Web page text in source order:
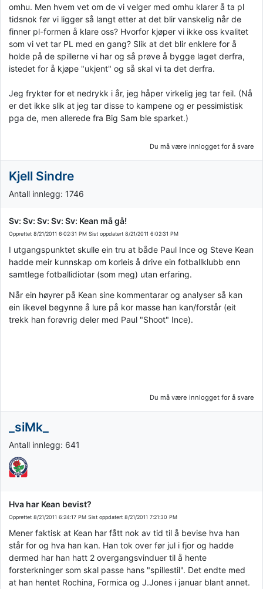
omhu. Men hvem vet om de vi velger med omhu klarer å ta pl
tidsnok før vi ligger så langt etter at det blir vanskelig når de
finner pl-formen å klare oss? Hvorfor kjøper vi ikke oss kvalitet
som vi vet tar PL med en gang? Slik at det blir enklere for å
holde på de spillerne vi har og så prøve å bygge laget derfra,
istedet for å kjøpe "ukjent" og så skal vi ta det derfra.
Jeg frykter for et nedrykk i år, jeg håper virkelig jeg tar feil. (Nå
er det ikke slik at jeg tar disse to kampene og er pessimistisk
pga de, men allerede fra Big Sam ble sparket.)
Du må være innlogget for å svare
Kjell Sindre
Antall innlegg: 1746
Sv: Sv: Sv: Sv: Sv: Kean må gå!
Opprettet 8/21/2011 6:02:31 PM Sist oppdatert 8/21/2011 6:02:31 PM
I utgangspunktet skulle ein tru at både Paul Ince og Steve Kean
hadde meir kunnskap om korleis å drive ein fotballklubb enn
samtlege fotballidiotar (som meg) utan erfaring.
Når ein høyrer på Kean sine kommentarar og analyser så kan
ein likevel begynne å lure på kor masse han kan/forstår (eit
trekk han forøvrig deler med Paul "Shoot" Ince).
Du må være innlogget for å svare
_siMk_
Antall innlegg: 641
Hva har Kean bevist?
Opprettet 8/21/2011 6:24:17 PM Sist oppdatert 8/21/2011 7:21:30 PM
Mener faktisk at Kean har fått nok av tid til å bevise hva han
står for og hva han kan. Han tok over før jul i fjor og hadde
dermed har han hatt 2 overgangsvinduer til å hente
forsterkninger som skal passe hans "spillestil". Det endte med
at han hentet Rochina, Formica og J.Jones i januar blant annet.